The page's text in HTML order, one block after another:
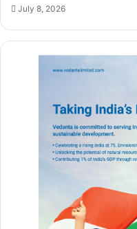
उन्होंने बताया कि संकुल समन्वयकों
रहा है जिसमें उनके निरीक्षण की
की जाएगी। बैठक में जिला शिक्षा
एपीसी आशीष राम, एपीसी
जिले के हाई स्कूल, हायर सेकेंडरी
July 8, 2026